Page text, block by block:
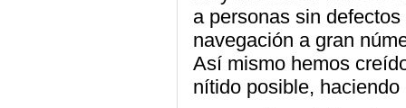
a personas sin
navegación a gran
Así mismo hemos
nítido posible,